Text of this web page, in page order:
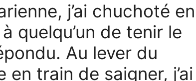
j’ai chuchoté en
quelqu’un de tenir le
Au lever du
train de saigner, j’ai